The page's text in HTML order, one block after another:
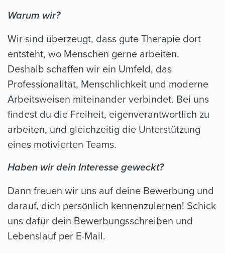
Warum wir?
Wir sind überzeugt, dass gute Therapie dort
entsteht, wo Menschen gerne arbeiten.
Deshalb schaffen wir ein Umfeld, das
Professionalität, Menschlichkeit und moderne
Arbeitsweisen miteinander verbindet. Bei uns
findest du die Freiheit, eigenverantwortlich zu
arbeiten, und gleichzeitig die Unterstützung
eines motivierten Teams.
Haben wir dein Interesse geweckt?
Dann freuen wir uns auf deine Bewerbung und
darauf, dich persönlich kennenzulernen! Schick
uns dafür dein Bewerbungsschreiben und
Lebenslauf per E-Mail.